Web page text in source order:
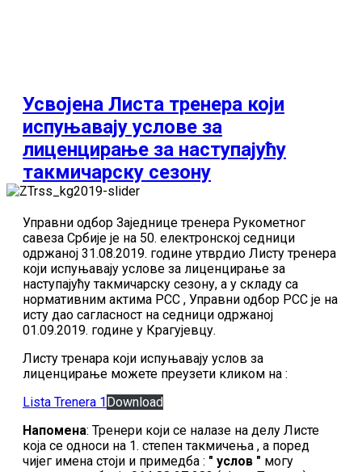
Усвојена Листа тренера који
испуњавају услове за
лиценцирање за наступајућу
такмичарску сезону
Управни одбор Заједнице тренера Рукометног
савеза Србије је на 50. електронској седници
одржаној 31.08.2019. године утврдио Листу тренера
који испуњавају услове за лиценцирање за
наступајућу такмичарску сезону, а у складу са
нормативним актима РСС , Управни одбор РСС је на
исту дао сагласност на седници одржаној
01.09.2019. године у Крагујевцу.
Листу тренара који испуњавају услов за
лиценцирање можете преузети кликом на :
Lista Trenera 1Download
Напомена: Тренери који се налазе на делу Листе
која се односи на 1. степен такмичења , а поред
чијег имена стоји и примедба : " услов " могу